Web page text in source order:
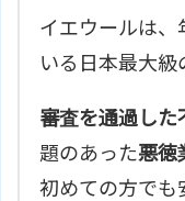
イエウールは、
いる日本最大級
審査を通過した
題のあった悪徳
初めての方でも